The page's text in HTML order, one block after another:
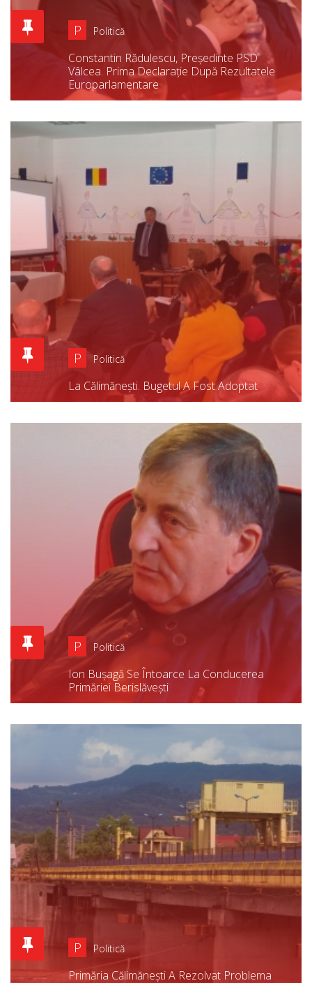
P Politică
Constantin Rădulescu, Președinte PSD
Vâlcea. Prima Declarație După Rezultatele
Europarlamentare
P Politică
La Călimănești. Bugetul A Fost Adoptat
P Politică
Ion Bușagă Se Întoarce La Conducerea
Primăriei Berislăvești
P Politică
Primăria Călimănești A Rezolvat Problema